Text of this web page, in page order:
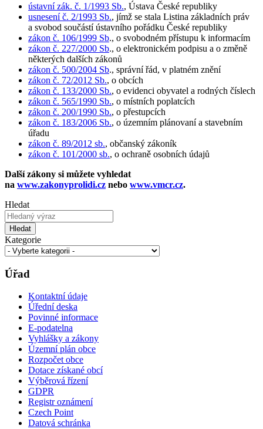
ústavní zák. č. 1/1993 Sb., Ústava České republiky
usnesení č. 2/1993 Sb., jímž se stala Listina základních práv
a svobod součástí ústavního pořádku České republiky
zákon č. 106/1999 Sb., o svobodném přístupu k informacím
zákon č. 227/2000 Sb., o elektronickém podpisu a o změně
některých dalších zákonů
zákon č. 500/2004 Sb., správní řád, v platném znění
zákon č. 72/2012 Sb., o obcích
zákon č. 133/2000 Sb., o evidenci obyvatel a rodných číslech
zákon č. 565/1990 Sb., o místních poplatcích
zákon č. 200/1990 Sb., o přestupcích
zákon č. 183/2006 Sb., o územním plánovaní a stavebním
úřadu
zákon č. 89/2012 sb., občanský zákoník
zákon č. 101/2000 sb., o ochraně osobních údajů
Další zákony si můžete vyhledat
na www.zakonyprolidi.cz nebo www.vmcr.cz.
Hledat
Hledat
Kategorie
Úřad
Kontaktní údaje
Úřední deska
Povinné informace
E-podatelna
Vyhlášky a zákony
Územní plán obce
Rozpočet obce
Dotace získané obcí
Výběrová řízení
GDPR
Registr oznámení
Czech Point
Datová schránka